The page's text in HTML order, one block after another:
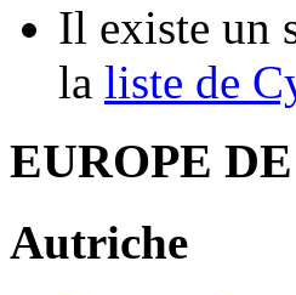
Il existe un
la liste de
EUROPE
Autriche